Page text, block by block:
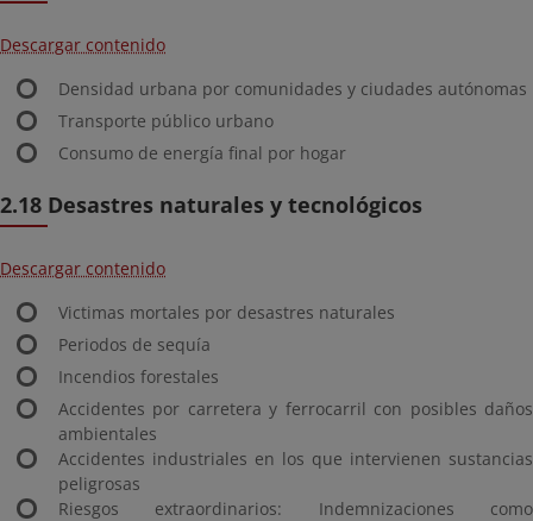
Descargar contenido
Densidad urbana por comunidades y ciudades autónomas
Transporte público urbano
Consumo de energía final por hogar
2.18 Desastres naturales y tecnológicos
Descargar contenido
Victimas mortales por desastres naturales
Periodos de sequía
Incendios forestales
Accidentes por carretera y ferrocarril con posibles daños
ambientales
Accidentes industriales en los que intervienen sustancias
peligrosas
Riesgos extraordinarios: Indemnizaciones como